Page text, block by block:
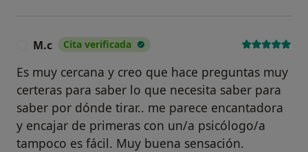
M.c Cita verificada
Es muy cercana y creo que hace preguntas muy
certeras para saber lo que necesita saber para
saber por dónde tirar.. me parece encantadora
y encajar de primeras con un/a psicólogo/a
tampoco es fácil. Muy buena sensación.